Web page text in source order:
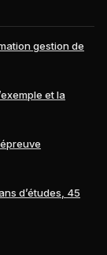
gestion de
et la
d’études, 45